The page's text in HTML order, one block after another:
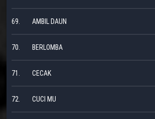
69. AMBIL DAUN
70. BERLOMBA
71. CECAK
72. CUCI MU